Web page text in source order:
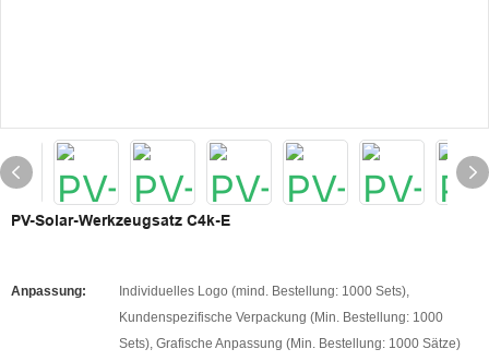
PV-Solar-Werkzeugsatz C4k-E
Anpassung:
Individuelles Logo (mind. Bestellung: 1000 Sets),
Kundenspezifische Verpackung (Min. Bestellung: 1000
Sets), Grafische Anpassung (Min. Bestellung: 1000 Sätze)